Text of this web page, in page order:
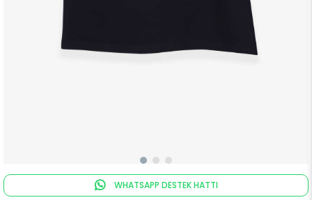
WHATSAPP DESTEK HATTI